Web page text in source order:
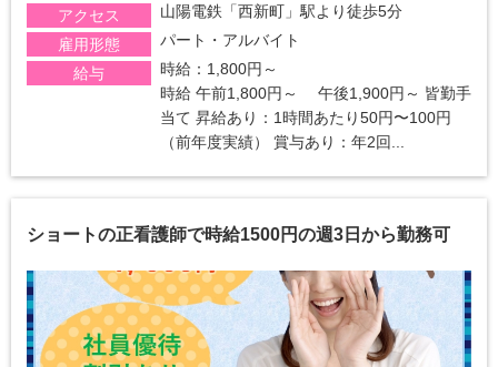
アクセス
山陽電鉄「西新町」駅より徒歩5分
雇用形態
パート・アルバイト
給与
時給：1,800円～
時給 午前1,800円～ 午後1,900円～ 皆勤手
当て 昇給あり：1時間あたり50円〜100円
（前年度実績） 賞与あり：年2回...
ショートの正看護師で時給1500円の週3日から勤務可